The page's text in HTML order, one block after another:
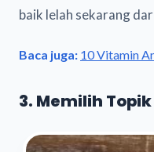
baik lelah sekarang
Baca juga: 10 Vitamin
3. Memilih